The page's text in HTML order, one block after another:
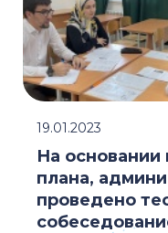
На основании
плана,
проведено
19.01.2023